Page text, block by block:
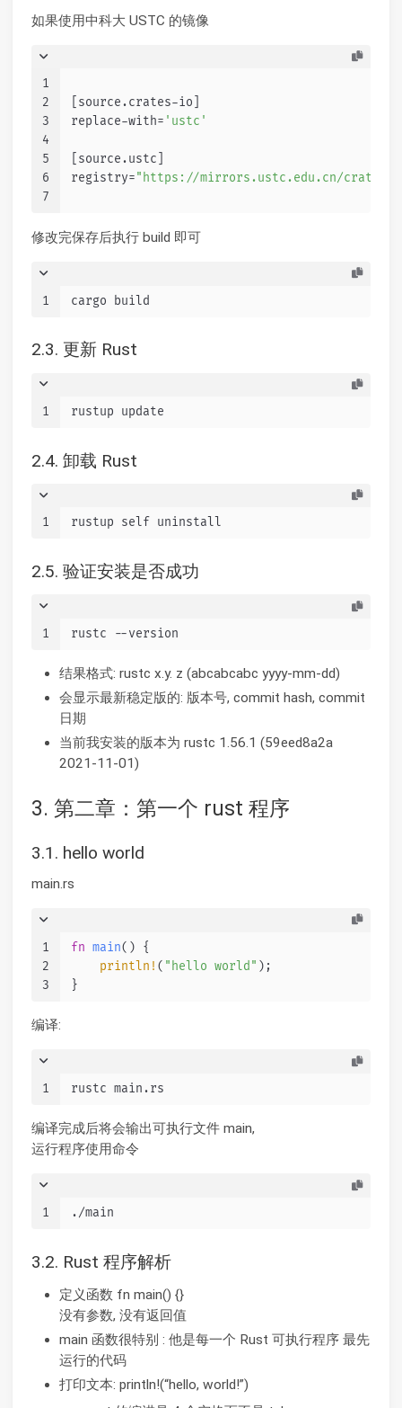
如果使用中科大 USTC 的镜像
1
2
3
4
5
6
7
[source.crates-io]
replace-with= 'ustc'
[source.ustc]
registry="https://mirrors.ustc.edu.cn/
修改完保存后执行 build 即可
1 cargo build
2.3. 更新 Rust
1 rustup update
2.4. 卸载 Rust
1 rustup self uninstall
2.5. 验证安装是否成功
1 rustc --version
结果格式: rustc x.y. z (abcabcabc yyyy-mm-dd)
会显示最新稳定版的: 版本号, commit hash, commit
日期
当前我安装的版本为 rustc 1.56.1 (59eed8a2a
2021-11-01)
3. 第二章：第一个 rust 程序
3.1. hello world
main.rs
1
2
3
fn main() {
println! ( "hello world" );
}
编译:
1 rustc main.rs
编译完成后将会输出可执行文件 main,
运行程序使用命令
1 ./main
3.2. Rust 程序解析
定义函数 fn main() {}
没有参数, 没有返回值
main 函数很特别 : 他是每一个 Rust 可执行程序 最先
运行的代码
打印文本: println!(“hello, world!”)